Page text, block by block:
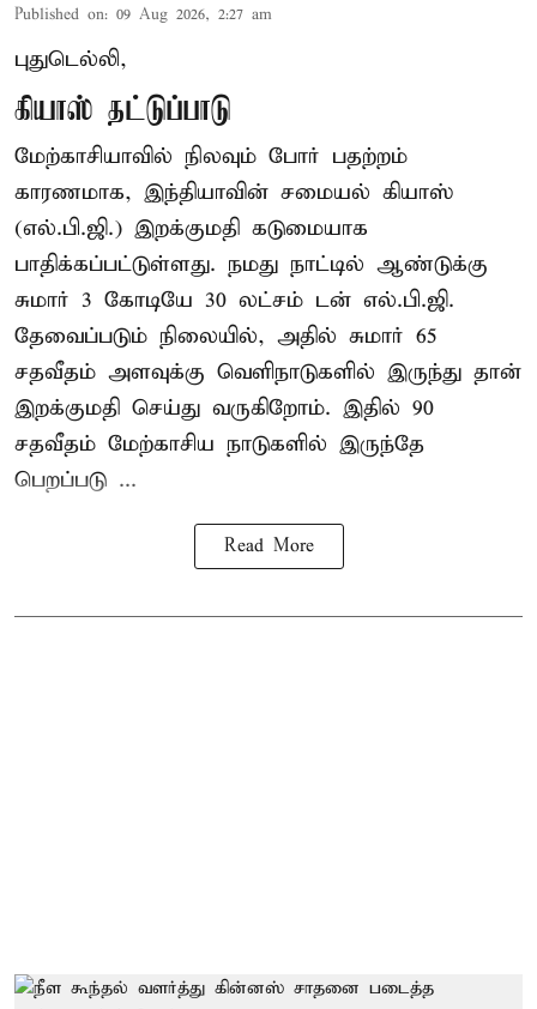
Published on: 09 Aug 2026, 2:27 am
புதுடெல்லி,
கியாஸ் தட்டுப்பாடு
மேற்காசியாவில் நிலவும் போர் பதற்றம்
காரணமாக, இந்தியாவின் சமையல் கியாஸ்
(எல்.பி.ஜி.) இறக்குமதி கடுமையாக
பாதிக்கப்பட்டுள்ளது. நமது நாட்டில் ஆண்டுக்கு
சுமார் 3 கோடியே 30 லட்சம் டன் எல்.பி.ஜி.
தேவைப்படும் நிலையில், அதில் சுமார் 65
சதவீதம் அளவுக்கு வெளிநாடுகளில் இருந்து தான்
இறக்குமதி செய்து வருகிறோம். இதில் 90
சதவீதம் மேற்காசிய நாடுகளில் இருந்தே
பெறப்படு ...
Read More